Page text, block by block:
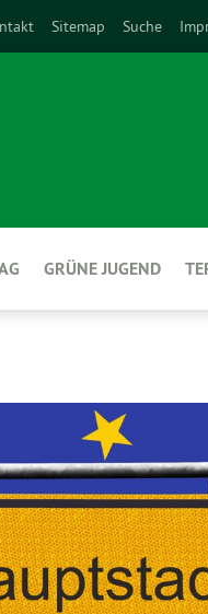
Sitemap Suche
GRÜNE JUGEND